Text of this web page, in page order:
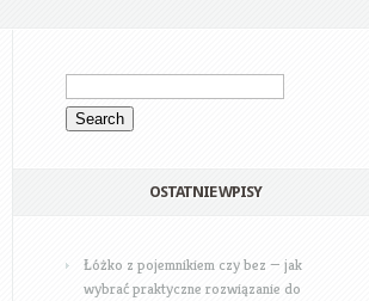
OSTATNIE WPISY
Łóżko z pojemnikiem czy bez — jak
wybrać praktyczne rozwiązanie do